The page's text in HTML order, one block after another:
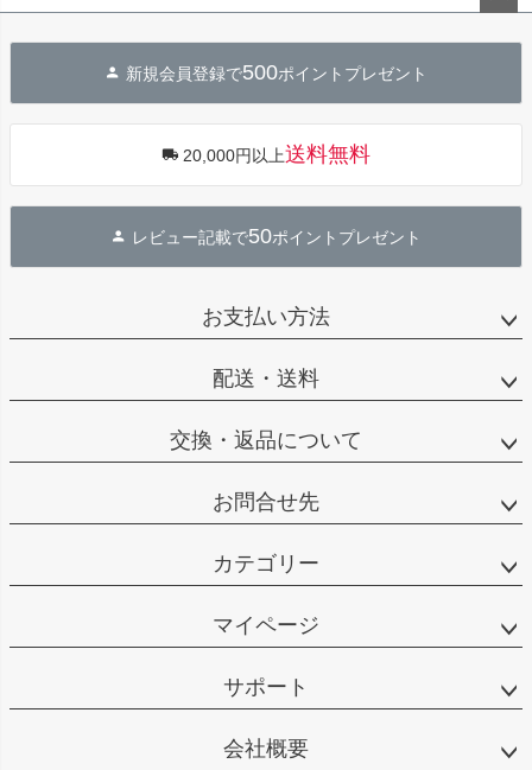
へ
新規会員登録で500ポイントプレゼント
20,000円以上送料無料
レビュー記載で50ポイントプレゼント
お支払い方法
配送・送料
交換・返品について
お問合せ先
カテゴリー
マイページ
サポート
会社概要